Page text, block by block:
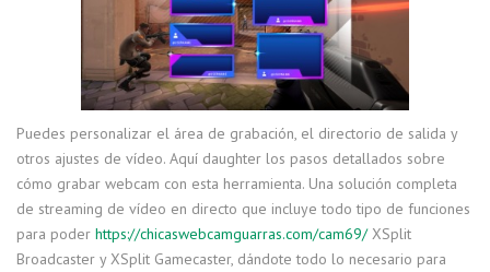
Puedes personalizar el área de grabación, el directorio de salida y
otros ajustes de vídeo. Aquí daughter los pasos detallados sobre
cómo grabar webcam con esta herramienta. Una solución completa
de streaming de vídeo en directo que incluye todo tipo de funciones
para poder https://chicaswebcamguarras.com/cam69/XSplit
Broadcaster y XSplit Gamecaster, dándote todo lo necesario para